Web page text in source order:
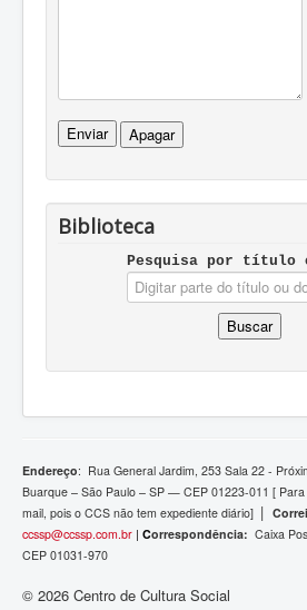
Biblioteca
Pesquisa por tí­tulo
Endereço: Rua General Jardim, 253 Sala 22 -
Buarque – São Paulo – SP — CEP 01223-011 [
mail, pois o CCS não tem expediente diário] |
ccssp@ccssp.com.br | Correspondência: Caixa
CEP 01031-970
© 2026 Centro de Cultura Social